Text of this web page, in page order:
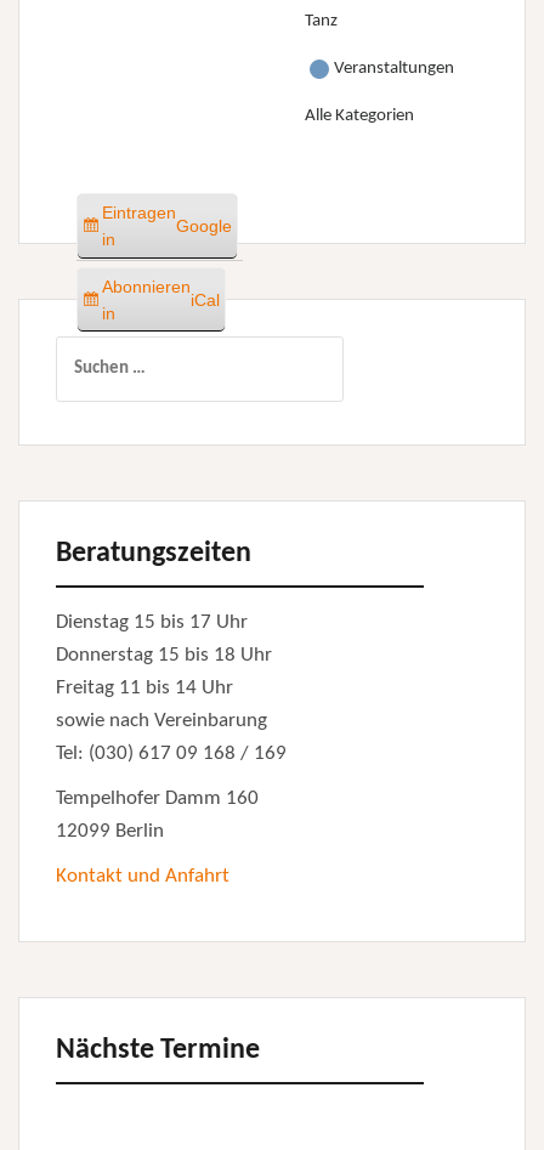
Tanz
Veranstaltungen
Alle Kategorien
Eintragen
in
Google
Abonnieren
in
iCal
Beratungszeiten
Dienstag 15 bis 17 Uhr
Donnerstag 15 bis 18 Uhr
Freitag 11 bis 14 Uhr
sowie nach Vereinbarung
Tel: (030) 617 09 168 / 169
Tempelhofer Damm 160
12099 Berlin
Kontakt und Anfahrt
Nächste Termine